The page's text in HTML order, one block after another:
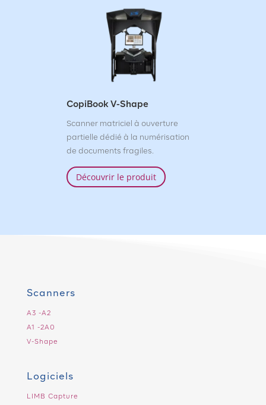
CopiBook V-Shape
Scanner matriciel à ouverture
partielle dédié à la numérisation
de documents fragiles.
Découvrir le produit
Scanners
A3 -A2
A1 -2A0
V-Shape
Logiciels
LIMB Capture